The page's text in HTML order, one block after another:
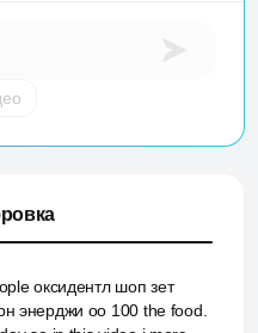
оксидентл шоп зет
энерджи оо 100 the food.